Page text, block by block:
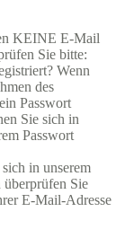
KEINE E-Mail
Sie bitte:
Wenn
des
Passwort
Sie sich in
Passwort
in unserem
überprüfen Sie
E-Mail-Adresse